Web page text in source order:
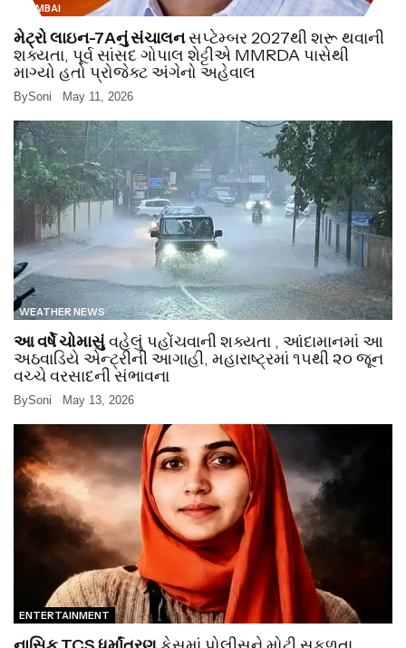
MUMBAI
મેટ્રો લાઇન-7Aનું સંચાલનસપ્ટેમ્બર 2027થી શરૂ થવાની
શક્યતા, પૂર્વ સાંસદ ગોપાલ શેટ્ટીએ MMRDA પાસેથી
માગ્યો હતો પ્રોજેક્ટ અંગેનો અહેવાલ
BySoni May 11, 2026
WEATHER NEWS
આ વર્ષે ચોમાસુંવહેલું પહોંચવાની શક્યતા , આંદામાનમાં આ
અઠવાડિયે એન્ટ્રીની આગાહી, મહારાષ્ટ્રમાં ૧૫થી ૨૦ જૂન
વચ્ચે વરસાદની સંભાવના
BySoni May 13, 2026
ENTERTAINMENT